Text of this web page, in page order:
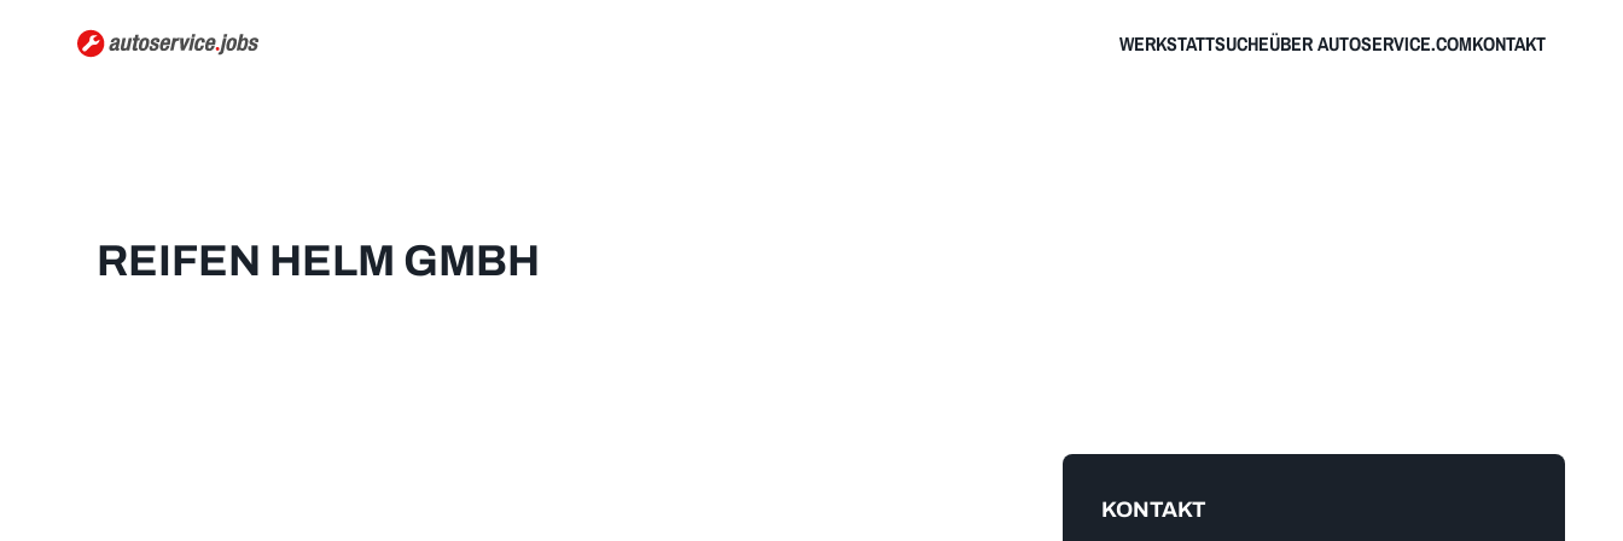
WERKSTATTSUCHEÜBER AUTOSERVICE.COMKONTAKT
REIFEN HELM GMBH
KONTAKT